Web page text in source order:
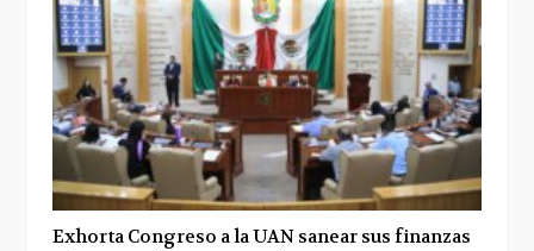
Exhorta Congreso a la UAN sanear sus finanzas